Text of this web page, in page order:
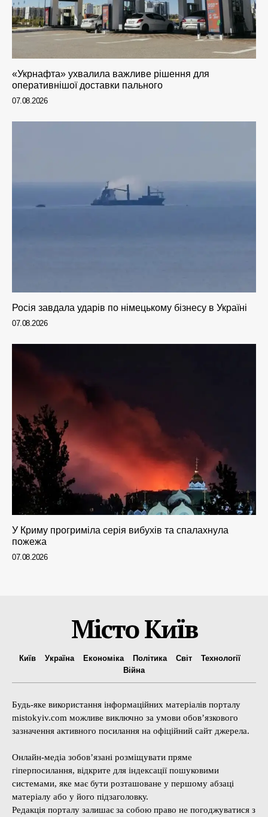
«Укрнафта» ухвалила важливе рішення для
оперативнішої доставки пального
07.08.2026
Росія завдала ударів по німецькому бізнесу в Україні
07.08.2026
У Криму прогриміла серія вибухів та спалахнула
пожежа
07.08.2026
Місто Київ
Київ Україна Економіка Політика Світ
Технології
Війна
Будь-яке використання інформаційних матеріалів порталу
mistokyiv.com можливе виключно за умови обов’язкового
зазначення активного посилання на офіційний сайт джерела.
Онлайн-медіа зобов’язані розміщувати пряме
гіперпосилання, відкрите для індексації пошуковими
системами, яке має бути розташоване у першому абзаці
матеріалу або у його підзаголовку.
Редакція порталу залишає за собою право не погоджуватися з